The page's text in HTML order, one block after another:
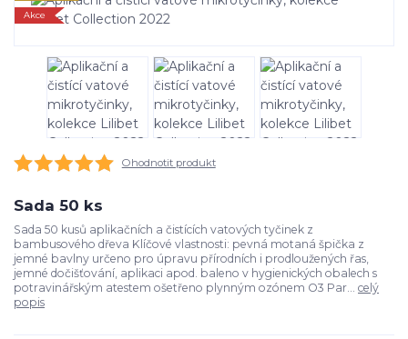
Akce
Ohodnotit produkt
Sada 50 ks
Sada 50 kusů aplikačních a čistících vatových tyčinek z
bambusového dřeva Klíčové vlastnosti: pevná motaná špička z
jemné bavlny určeno pro úpravu přírodních i prodloužených řas,
jemné dočišťování, aplikaci apod. baleno v hygienických obalech s
potravinářským atestem ošetřeno plynným ozónem O3 Par... celý
popis